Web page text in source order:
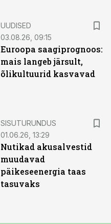
UUDISED
03.08.26, 09:15
Euroopa saagiprognoos:
mais langeb järsult,
õlikultuurid kasvavad
SISUTURUNDUS
01.06.26, 13:29
Nutikad akusalvestid
muudavad
päikeseenergia taas
tasuvaks